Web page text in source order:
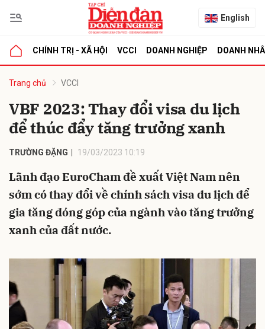
English
CHÍNH TRỊ - XÃ HỘI VCCI DOANH NGHIỆP DOANH
Trang chủ VCCI
VBF 2023: Thay đổi visa du lịch
để thúc đẩy tăng trưởng xanh
TRƯỜNG ĐẶNG 19/03/2023 10:19
Lãnh đạo EuroCham đề xuất Việt Nam nên
sớm có thay đổi về chính sách visa du lịch để
gia tăng đóng góp của ngành vào tăng trưởng
xanh của đất nước.
luận
Hủy